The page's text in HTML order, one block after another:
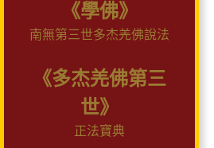
《學佛》
南無第三世多杰羌佛說法
《多杰羌佛第三
世》
正法寶典